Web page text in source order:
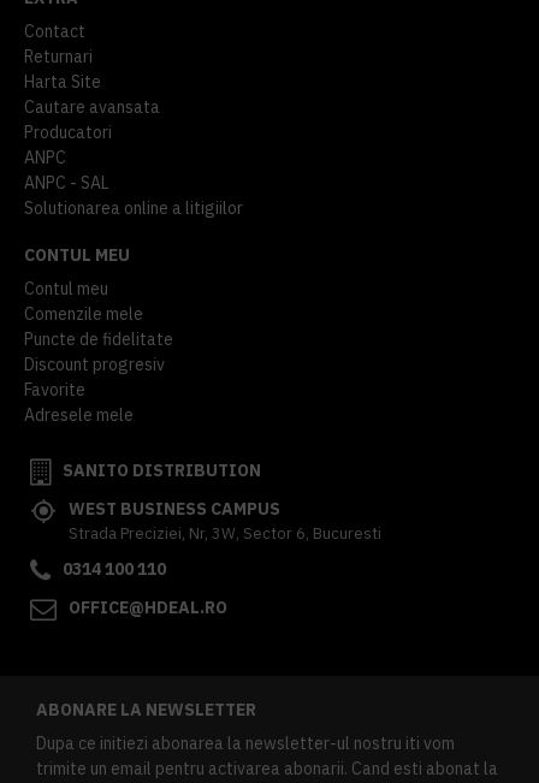
Contact
Returnari
Harta Site
Cautare avansata
Producatori
ANPC
ANPC - SAL
Solutionarea online a litigiilor
CONTUL MEU
Contul meu
Comenzile mele
Puncte de fidelitate
Discount progresiv
Favorite
Adresele mele
SANITO DISTRIBUTION
WEST BUSINESS CAMPUS
Strada Preciziei, Nr, 3W, Sector 6, Bucuresti
0314 100 110
OFFICE@HDEAL.RO
ABONARE LA NEWSLETTER
Dupa ce initiezi abonarea la newsletter-ul nostru iti vom
trimite un email pentru activarea abonarii. Cand esti abonat la